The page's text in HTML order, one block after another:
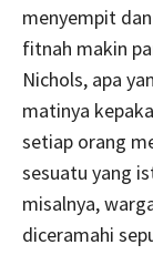
menyempit
fitnah makin
Nichols, apa
matinya
setiap orang
sesuatu yang
misalnya,
diceramahi